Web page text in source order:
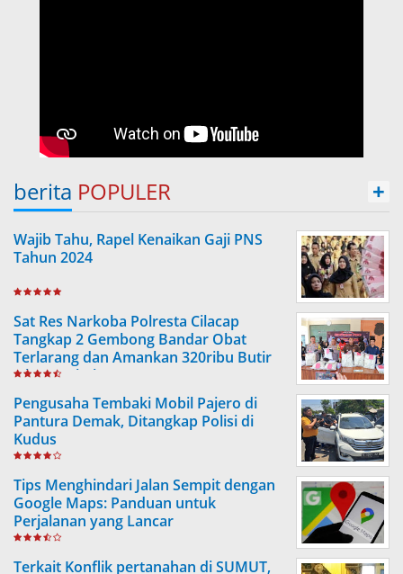
berita POPULER +
Wajib Tahu, Rapel Kenaikan Gaji PNS
Tahun 2024
Sat Res Narkoba Polresta Cilacap
Tangkap 2 Gembong Bandar Obat
Terlarang dan Amankan 320ribu Butir
Obat Berbahaya
Pengusaha Tembaki Mobil Pajero di
Pantura Demak, Ditangkap Polisi di
Kudus
Tips Menghindari Jalan Sempit dengan
Google Maps: Panduan untuk
Perjalanan yang Lancar
Terkait Konflik pertanahan di SUMUT,